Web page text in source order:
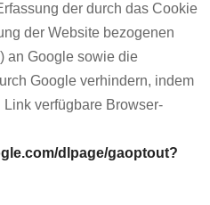
der durch das Cookie
der Website bezogenen
an Google sowie die
Google verhindern, indem
verfügbare Browser-
dlpage/gaoptout?